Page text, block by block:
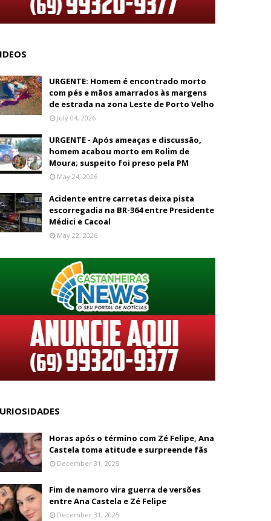
URGENTE: Homem é encontrado morto
com pés e mãos amarrados às margens
de estrada na zona Leste de Porto Velho
July 04, 2026
URGENTE - Após ameaças e discussão,
homem acabou morto em Rolim de
Moura; suspeito foi preso pela PM
May 24, 2026
Acidente entre carretas deixa pista
escorregadia na BR-364 entre Presidente
Médici e Cacoal
May 22, 2026
Horas após o término com Zé Felipe, Ana
Castela toma atitude e surpreende fãs
December 31, 2025
Fim de namoro vira guerra de versões
entre Ana Castela e Zé Felipe
December 31, 2025